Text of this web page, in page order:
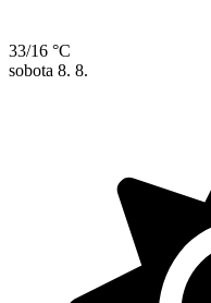
33/16 °C
sobota 8. 8.